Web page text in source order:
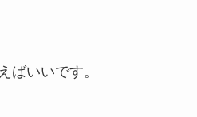
ばいいです。